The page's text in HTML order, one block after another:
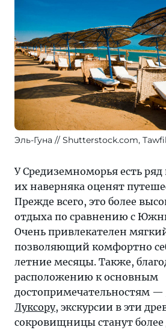
Эль-Гуна Shutterstock.com,
У Средиземноморья есть
их наверняка оценят
Прежде всего, это более
отдыха по сравнению с
Очень привлекателен
позволяющий комфортно
летние месяцы. Также,
расположению к основным
достопримечательностям —
Луксору, экскурсии в эти
сокровищницы станут